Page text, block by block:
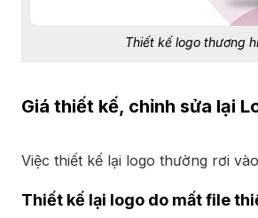
Thiết kế logo thương
Giá thiết kế, chỉnh sửa lại
Việc thiết kế lại logo thường rơi
Thiết kế lại logo do mất file